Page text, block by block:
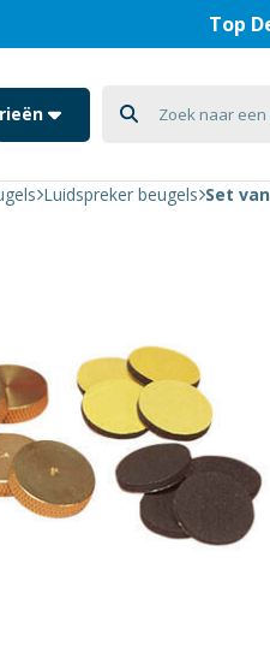
Top
Luidspreker beugels Set